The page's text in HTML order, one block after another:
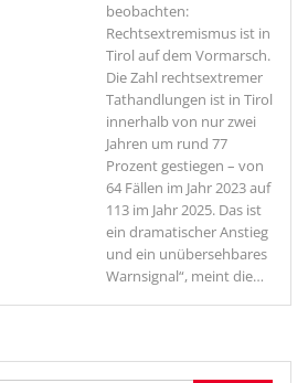
beobachten:
Rechtsextremismus ist in
Tirol auf dem Vormarsch.
Die Zahl rechtsextremer
Tathandlungen ist in Tirol
innerhalb von nur zwei
Jahren um rund 77
Prozent gestiegen – von
64 Fällen im Jahr 2023 auf
113 im Jahr 2025. Das ist
ein dramatischer Anstieg
und ein unübersehbares
Warnsignal“, meint die…